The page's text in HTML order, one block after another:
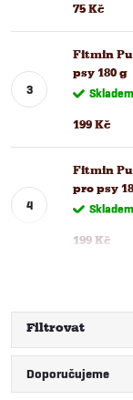
75 Kč
Fitmin
psy 180 g
Skladem
199 Kč
Fitmin
pro psy
Skladem
199 Kč
Filtrovat
Ř
Doporučujeme